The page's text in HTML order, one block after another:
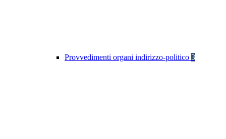
Provvedimenti organi indirizzo-politico 3